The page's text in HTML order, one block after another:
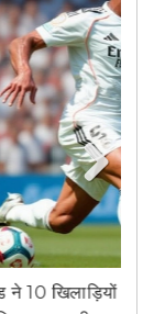
पचुका, एक्साबी
Next